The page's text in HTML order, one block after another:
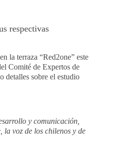
respectivas
la terraza “Red2one” este
Comité de Expertos de
detalles sobre el estudio
y comunicación,
la voz de los chilenos y de